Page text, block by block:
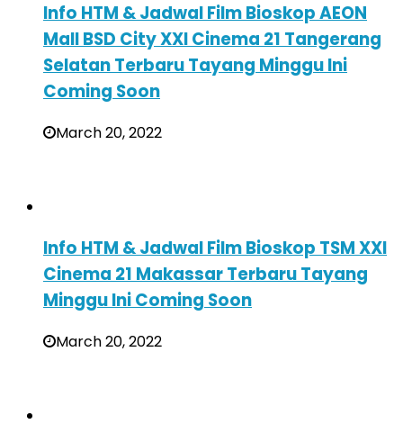
Info HTM & Jadwal Film Bioskop AEON
Mall BSD City XXI Cinema 21 Tangerang
Selatan Terbaru Tayang Minggu Ini
Coming Soon
March 20, 2022
Info HTM & Jadwal Film Bioskop TSM XXI
Cinema 21 Makassar Terbaru Tayang
Minggu Ini Coming Soon
March 20, 2022